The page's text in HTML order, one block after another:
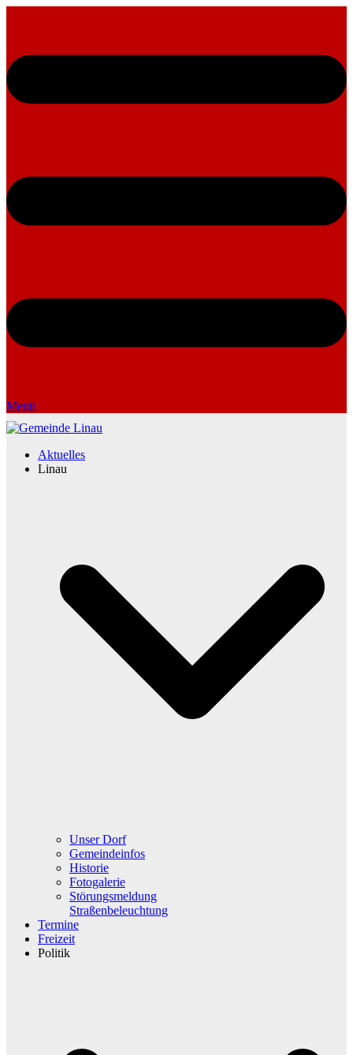
Menü
Aktuelles
Linau
Unser Dorf
Gemeindeinfos
Historie
Fotogalerie
Störungsmeldung
Straßenbeleuchtung
Termine
Freizeit
Politik